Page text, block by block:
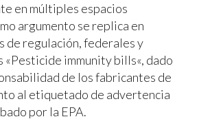
en múltiples espacios
argumento se replica en
de regulación, federales y
«Pesticide immunity bills«, dado
de los fabricantes de
al etiquetado de advertencia
por la EPA.